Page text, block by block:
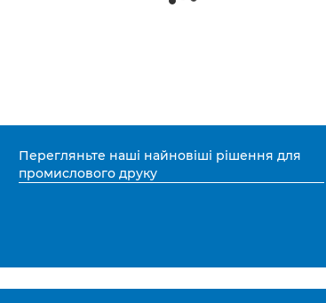
Перегляньте наші найновіші рішення для
промислового друку